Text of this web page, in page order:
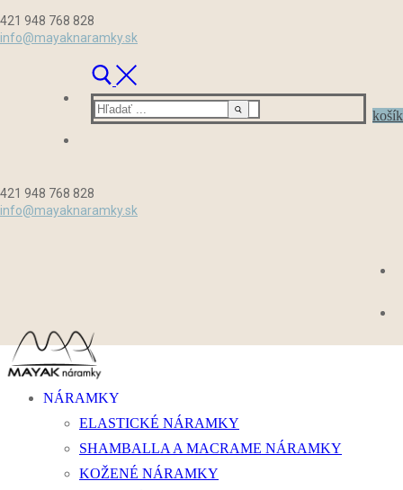
na
421 948 768 828
info@mayaknaramky.sk
Hľadať:
košík
421 948 768 828
info@mayaknaramky.sk
NÁRAMKY
ELASTICKÉ NÁRAMKY
SHAMBALLA A MACRAME NÁRAMKY
KOŽENÉ NÁRAMKY